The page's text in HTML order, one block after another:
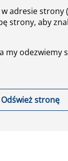
adresie strony
strony, aby
my odezwiemy
Odśwież stronę